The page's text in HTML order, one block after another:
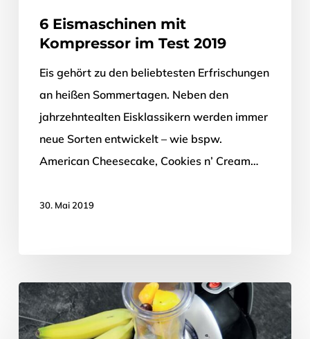
6 Eismaschinen mit
Kompressor im Test 2019
Eis gehört zu den beliebtesten Erfrischungen
an heißen Sommertagen. Neben den
jahrzehntealten Eisklassikern werden immer
neue Sorten entwickelt – wie bspw.
American Cheesecake, Cookies ​n’ Cream…
30. Mai 2019